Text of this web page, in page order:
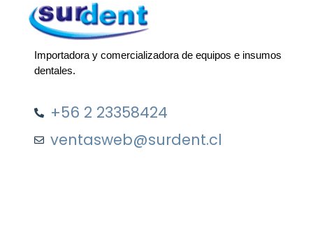
Importadora y comercializadora de equipos e insumos
dentales.
+56 2 23358424
ventasweb@surdent.cl